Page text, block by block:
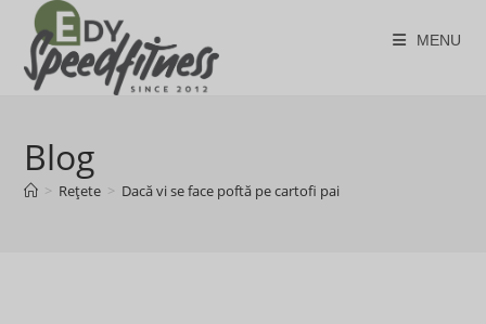
content
MENU
Blog
> Rețete > Dacă vi se face poftă pe cartofi pai